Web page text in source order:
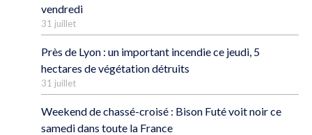
vendredi
31 juillet
Près de Lyon : un important incendie ce jeudi, 5
hectares de végétation détruits
31 juillet
Weekend de chassé-croisé : Bison Futé voit noir ce
samedi dans toute la France